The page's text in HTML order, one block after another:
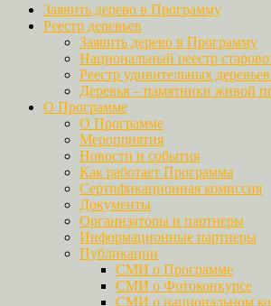
Заявить дерево в Программу
Реестр деревьев
Заявить дерево в Программу
Национальный реестр
Реестр удивительных
Деревья – памятники живой
О Программе
О Программе
Мероприятия
Новости и события
Как работает Программа
Сертификационная комиссия
Документы
Организаторы и партнеры
Информационные партнеры
Публикации
СМИ о Программе
СМИ о Фотоконкурсе
СМИ о национальном